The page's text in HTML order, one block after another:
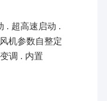
. 超高速启动 .
机参数自整定
调 . 内置